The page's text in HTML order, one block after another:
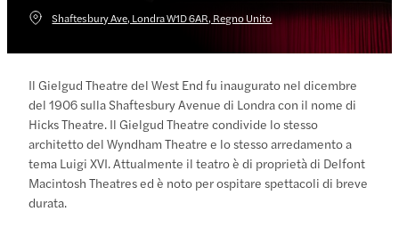
Shaftesbury Ave, Londra W1D 6AR, Regno Unito
Il Gielgud Theatre del West End fu inaugurato nel dicembre
del 1906 sulla Shaftesbury Avenue di Londra con il nome di
Hicks Theatre. Il Gielgud Theatre condivide lo stesso
architetto del Wyndham Theatre e lo stesso arredamento a
tema Luigi XVI. Attualmente il teatro è di proprietà di Delfont
Macintosh Theatres ed è noto per ospitare spettacoli di breve
durata.